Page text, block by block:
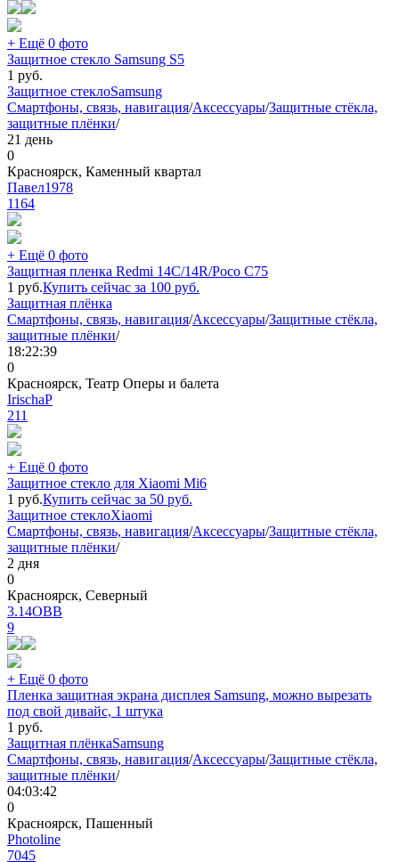
+ Ещё 0 фото
Защитное стекло Samsung S5
1 руб.
Защитное стеклоSamsung
Смартфоны, связь, навигация/Аксессуары/Защитные стёкла,
защитные плёнки/
21 день
0
Красноярск, Каменный квартал
Павел1978
1164
+ Ещё 0 фото
Защитная пленка Redmi 14C/14R/Poco C75
1 руб.Купить сейчас за 100 руб.
Защитная плёнка
Смартфоны, связь, навигация/Аксессуары/Защитные стёкла,
защитные плёнки/
18:22:39
0
Красноярск, Театр Оперы и балета
IrischaP
211
+ Ещё 0 фото
Защитное стекло для Xiaomi Mi6
1 руб.Купить сейчас за 50 руб.
Защитное стеклоXiaomi
Смартфоны, связь, навигация/Аксессуары/Защитные стёкла,
защитные плёнки/
2 дня
0
Красноярск, Северный
3.14ОВВ
9
+ Ещё 0 фото
Пленка защитная экрана дисплея Samsung, можно вырезать
под свой дивайс, 1 штука
1 руб.
Защитная плёнкаSamsung
Смартфоны, связь, навигация/Аксессуары/Защитные стёкла,
защитные плёнки/
04:03:42
0
Красноярск, Пашенный
Photoline
7045